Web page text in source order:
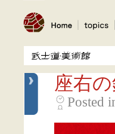
座右
Posted